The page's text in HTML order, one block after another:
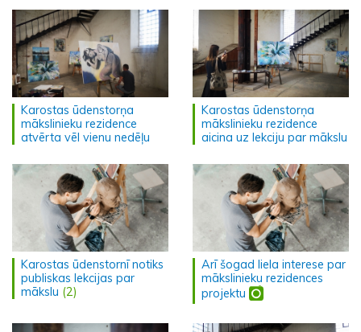
Karostas ūdenstorņa
mākslinieku rezidence
atvērta vēl vienu nedēļu
Karostas ūdenstorņa
mākslinieku rezidence
aicina uz lekciju par mākslu
Karostas ūdenstornī notiks
publiskas lekcijas par
mākslu (2)
Arī šogad liela interese par
mākslinieku rezidences
projektu